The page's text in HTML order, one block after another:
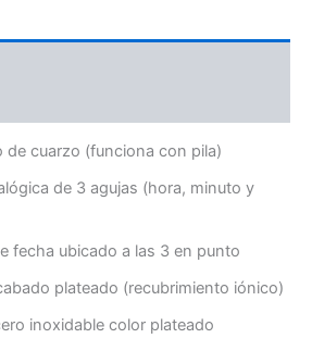
de cuarzo (funciona con pila)
de 3 agujas (hora, minuto y
fecha ubicado a las 3 en punto
plateado (recubrimiento iónico)
inoxidable color plateado